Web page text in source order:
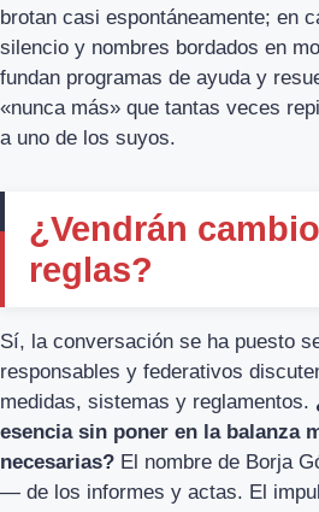
brotan casi espontáneamente; en
silencio y nombres bordados en
fundan programas de ayuda y
«nunca más» que tantas veces
a uno de los suyos.
¿Vendrán
reglas?
Sí, la conversación se ha puesto
responsables y federativos
medidas, sistemas y reglamentos.
esencia sin poner en la balanza
necesarias? El nombre de Borja
— de los informes y actas. El